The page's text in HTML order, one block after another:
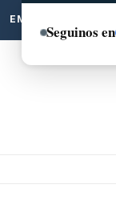
EMPRENDE VERDE
Seguinos en